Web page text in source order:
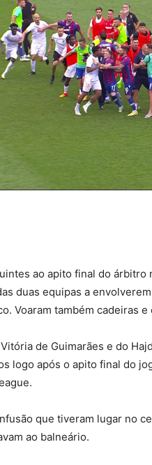
ao apito final do árbitro
duas equipas a
Voaram também cadeiras
de Guimarães e do
logo após o apito final do
que tiveram lugar no
ao balneário.